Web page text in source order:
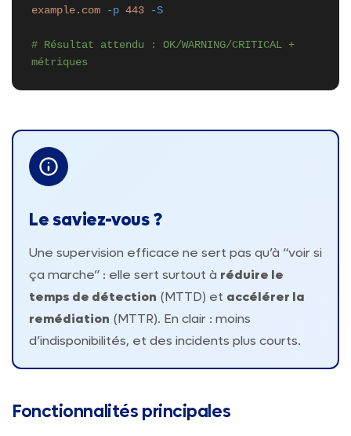
example.com
-p 443 -S
# Résultat attendu : OK/WARNING/CRITICAL +
métriques
Le saviez-vous ?
Une supervision efficace ne sert pas qu’à “voir si
ça marche” : elle sert surtout à réduire le
temps de détection (MTTD) et accélérer la
remédiation (MTTR). En clair : moins
d’indisponibilités, et des incidents plus courts.
Fonctionnalités principales